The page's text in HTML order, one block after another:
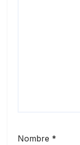
Nombre *